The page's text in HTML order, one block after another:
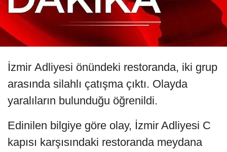
İzmir Adliyesi önündeki restoranda, iki grup
arasında silahlı çatışma çıktı. Olayda
yaralıların bulunduğu öğrenildi.
Edinilen bilgiye göre olay, İzmir Adliyesi C
kapısı karşısındaki restoranda meydana